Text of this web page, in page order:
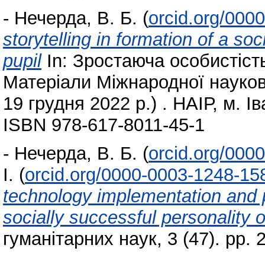
- Нечерда, В. Б. (orcid.org/
storytelling in formation of a
pupilIn: Зростаюча
Матеріали Міжнародної
19 грудня 2022 р.) . НАІР, м.
ISBN 978-617-8011-45-1
- Нечерда, В. Б. (orcid.org/
І. (orcid.org/0000-0003-1248-
technology implementation
socially successful personality
гуманітарних наук, 3 (47).